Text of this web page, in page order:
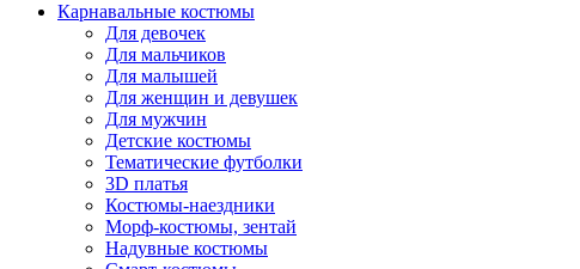
Карнавальные костюмы
Для девочек
Для мальчиков
Для малышей
Для женщин и девушек
Для мужчин
Детские костюмы
Тематические футболки
3D платья
Костюмы-наездники
Морф-костюмы, зентай
Надувные костюмы